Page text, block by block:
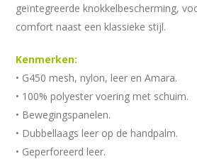
geïntegreerde knokkelbescherming,
comfort naast een klassieke stijl.
Kenmerken:
• G450 mesh, nylon, leer en Amara.
• 100% polyester voering met schuim.
• Bewegingspanelen.
• Dubbellaags leer op de handpalm.
• Geperforeerd leer.